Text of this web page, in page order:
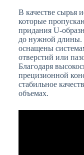
В качестве сырья
которые
придания U-
до нужной длины.
оснащены
отверстий или
Благодаря
прецизионной
стабильное
объемах.